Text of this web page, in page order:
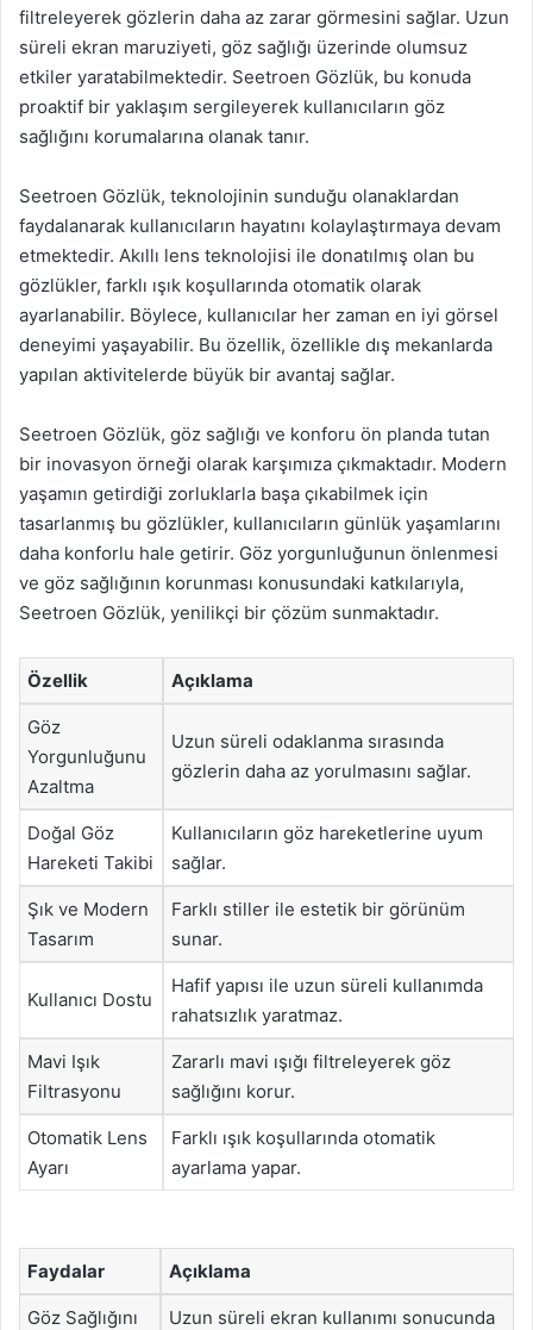
filtreleyerek gözlerin daha az zarar görmesini sağlar. Uzun
süreli ekran maruziyeti, göz sağlığı üzerinde olumsuz
etkiler yaratabilmektedir. Seetroen Gözlük, bu konuda
proaktif bir yaklaşım sergileyerek kullanıcıların göz
sağlığını korumalarına olanak tanır.
Seetroen Gözlük, teknolojinin sunduğu olanaklardan
faydalanarak kullanıcıların hayatını kolaylaştırmaya devam
etmektedir. Akıllı lens teknolojisi ile donatılmış olan bu
gözlükler, farklı ışık koşullarında otomatik olarak
ayarlanabilir. Böylece, kullanıcılar her zaman en iyi görsel
deneyimi yaşayabilir. Bu özellik, özellikle dış mekanlarda
yapılan aktivitelerde büyük bir avantaj sağlar.
Seetroen Gözlük, göz sağlığı ve konforu ön planda tutan
bir inovasyon örneği olarak karşımıza çıkmaktadır. Modern
yaşamın getirdiği zorluklarla başa çıkabilmek için
tasarlanmış bu gözlükler, kullanıcıların günlük yaşamlarını
daha konforlu hale getirir. Göz yorgunluğunun önlenmesi
ve göz sağlığının korunması konusundaki katkılarıyla,
Seetroen Gözlük, yenilikçi bir çözüm sunmaktadır.
Özellik Açıklama
Göz
Yorgunluğunu
Azaltma
Uzun süreli odaklanma sırasında
gözlerin daha az yorulmasını sağlar.
Doğal Göz
Hareketi Takibi
Kullanıcıların göz hareketlerine uyum
sağlar.
Şık ve Modern
Tasarım
Farklı stiller ile estetik bir görünüm
sunar.
Kullanıcı Dostu
Hafif yapısı ile uzun süreli kullanımda
rahatsızlık yaratmaz.
Mavi Işık
Filtrasyonu
Zararlı mavi ışığı filtreleyerek göz
sağlığını korur.
Otomatik Lens
Ayarı
Farklı ışık koşullarında otomatik
ayarlama yapar.
Faydalar Açıklama
Göz Sağlığını
Uzun süreli ekran kullanımı sonucunda